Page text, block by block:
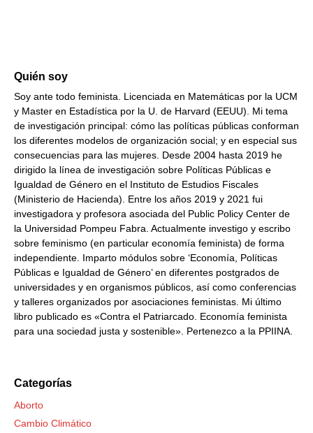
Quién soy
Soy ante todo feminista. Licenciada en Matemáticas por la UCM
y Master en Estadística por la U. de Harvard (EEUU). Mi tema
de investigación principal: cómo las políticas públicas conforman
los diferentes modelos de organización social; y en especial sus
consecuencias para las mujeres. Desde 2004 hasta 2019 he
dirigido la línea de investigación sobre Políticas Públicas e
Igualdad de Género en el Instituto de Estudios Fiscales
(Ministerio de Hacienda). Entre los años 2019 y 2021 fui
investigadora y profesora asociada del Public Policy Center de
la Universidad Pompeu Fabra. Actualmente investigo y escribo
sobre feminismo (en particular economía feminista) de forma
independiente. Imparto módulos sobre ‘Economía, Políticas
Públicas e Igualdad de Género’ en diferentes postgrados de
universidades y en organismos públicos, así como conferencias
y talleres organizados por asociaciones feministas. Mi último
libro publicado es «Contra el Patriarcado. Economía feminista
para una sociedad justa y sostenible». Pertenezco a la PPIINA.
Categorías
Aborto
Cambio Climático